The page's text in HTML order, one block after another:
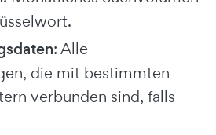
: Alle
die mit bestimmten
verbunden sind, falls